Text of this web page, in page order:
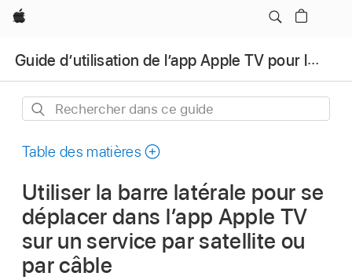
Apple
Guide d’utilisation de l’app Apple TV pour les téléviseurs et les autres appareils
Rechercher
ce
Table des matières
Utiliser la barre latérale pour se
déplacer dans l’app Apple TV
sur un service par satellite ou
par câble